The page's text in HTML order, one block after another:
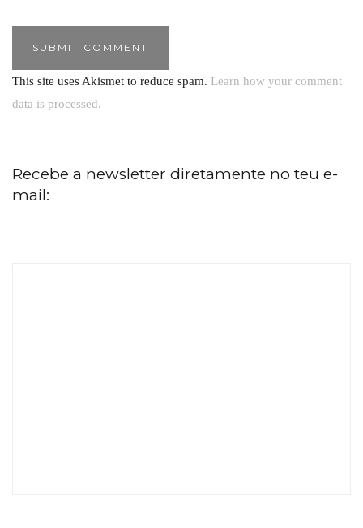
This site uses Akismet to reduce spam. Learn how your comment
data is processed.
Recebe a newsletter diretamente no teu e-
mail: